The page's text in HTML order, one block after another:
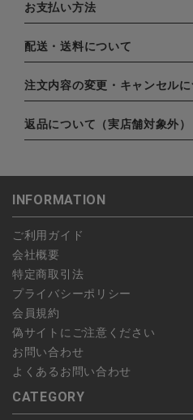
お支払い方法
下記お支払い方法よりお選びいた
・クレジットカード（
EXPRESS,Diners Club）
・amazonペイメント
・楽天ペイ
・PayPay
配送・送料について
配達業者：日本郵便
北海道：1,400円
注文内容の変更・キャンセルに
ご注文日当日から翌日のAM9:00
ンセルは可能です。
します。
予約商品など一部キャンセルが出
かじめご了承ください。
返品について（実店舗対象外）
こちら よりご依頼ください。
INFORMATION
ご利用ガイド
会社概要
特定商取引法
プライバシーポリシー
会員規約
偽サイトにご注意ください
お問い合わせ
よくあるお問い合わせ
CATEGORY